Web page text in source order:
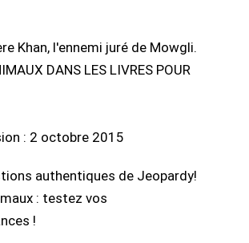
Khan, l'ennemi juré de Mowgli.
DANS LES LIVRES POUR
: 2 octobre 2015